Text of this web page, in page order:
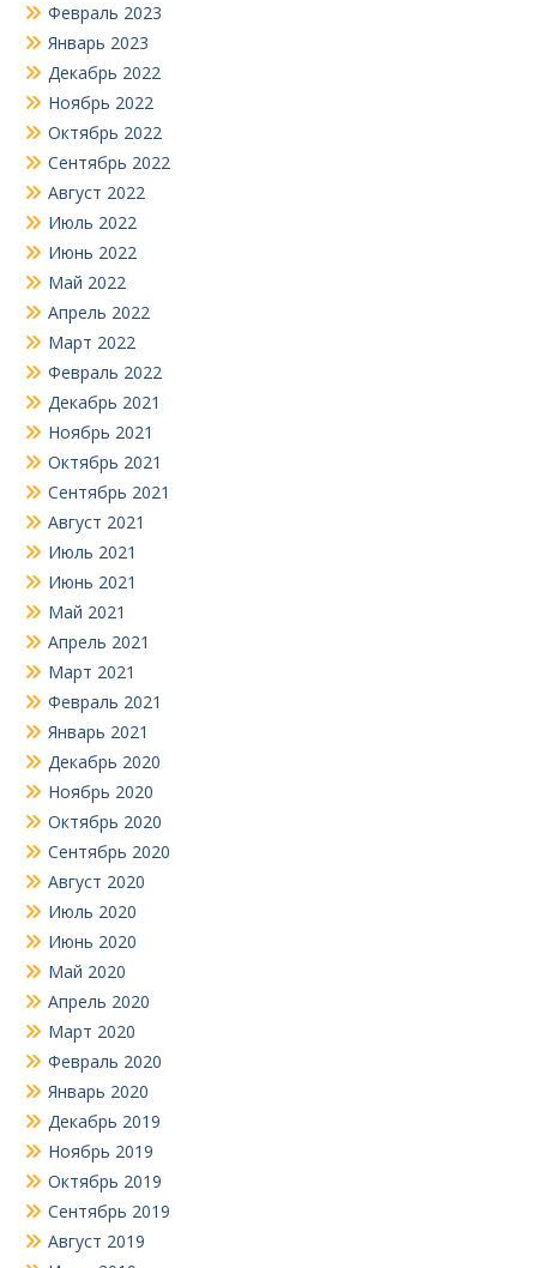
Февраль 2023
Январь 2023
Декабрь 2022
Ноябрь 2022
Октябрь 2022
Сентябрь 2022
Август 2022
Июль 2022
Июнь 2022
Май 2022
Апрель 2022
Март 2022
Февраль 2022
Декабрь 2021
Ноябрь 2021
Октябрь 2021
Сентябрь 2021
Август 2021
Июль 2021
Июнь 2021
Май 2021
Апрель 2021
Март 2021
Февраль 2021
Январь 2021
Декабрь 2020
Ноябрь 2020
Октябрь 2020
Сентябрь 2020
Август 2020
Июль 2020
Июнь 2020
Май 2020
Апрель 2020
Март 2020
Февраль 2020
Январь 2020
Декабрь 2019
Ноябрь 2019
Октябрь 2019
Сентябрь 2019
Август 2019